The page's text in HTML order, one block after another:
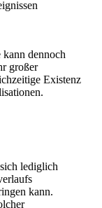
kann dennoch
großer
Existenz
lediglich
kann.